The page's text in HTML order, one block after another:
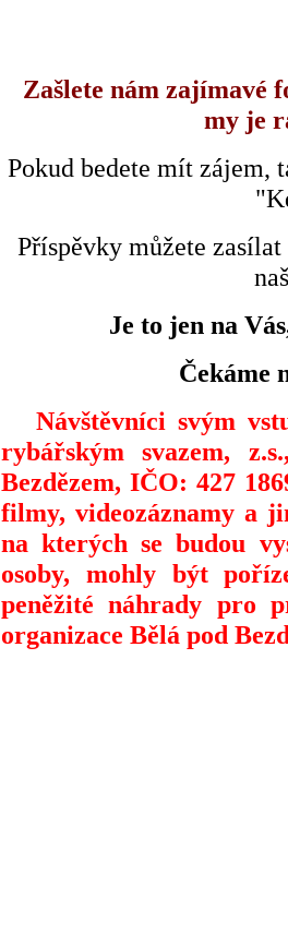
Zašlete nám zajímavé
my je
Pokud bedete mít zájem,
Příspěvky můžete
Je to jen na
Čekáme
Návštěvníci svým
rybářským svazem,
Bezdězem, IČO: 427
filmy, videozáznamy a
na kterých se budou
osoby, mohly být
peněžité náhrady pro
organizace Bělá pod